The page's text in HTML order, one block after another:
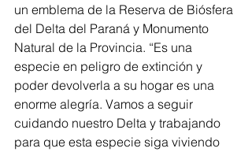
un emblema de la Reserva de Biósfera
del Delta del Paraná y Monumento
Natural de la Provincia. “Es una
especie en peligro de extinción y
poder devolverla a su hogar es una
enorme alegría. Vamos a seguir
cuidando nuestro Delta y trabajando
para que esta especie siga viviendo